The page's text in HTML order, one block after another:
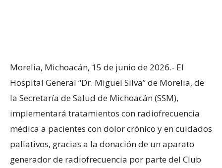
Morelia, Michoacán, 15 de junio de 2026.- El
Hospital General “Dr. Miguel Silva” de Morelia, de
la Secretaría de Salud de Michoacán (SSM),
implementará tratamientos con radiofrecuencia
médica a pacientes con dolor crónico y en cuidados
paliativos, gracias a la donación de un aparato
generador de radiofrecuencia por parte del Club